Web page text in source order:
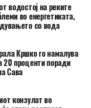
водостој на реките
во енергетиката,
со вода
Кршко го намалува
20 проценти поради
Сава
конзулат во